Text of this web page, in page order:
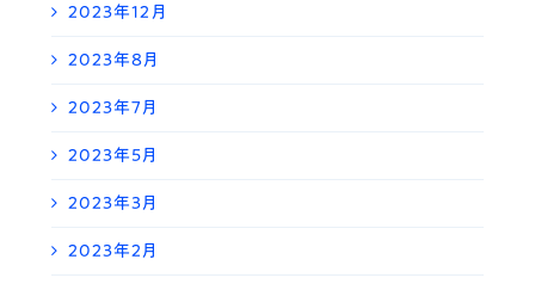
2023年12月
2023年8月
2023年7月
2023年5月
2023年3月
2023年2月